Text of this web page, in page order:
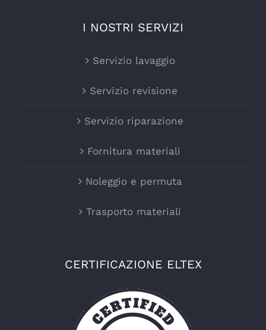
I NOSTRI SERVIZI
Servizio lavaggio
Servizio revisione
Servizio riparazione
Fornitura materiali
Noleggio e permuta
Trasporto materiali
CERTIFICAZIONE ELTEX